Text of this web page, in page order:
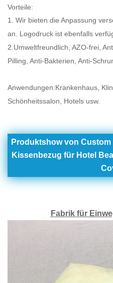
Vorteile:
1. Wir bieten die Anpassung
an. Logodruck ist ebenfalls
2.Umweltfreundlich, AZO-frei,
Pilling, Anti-Bakterien, Anti-
Anwendungen:Krankenhaus,
Schönheitssalon, Hotels usw.
Produktshow von
Kissenbezug für Hotel
Fabrik für